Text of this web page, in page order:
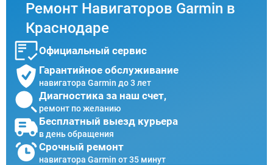
Ремонт Навигаторов Garmin в
Краснодаре
Официальный сервис
Гарантийное обслуживание
навигатора Garmin до 3 лет
Диагностика за наш счет,
ремонт по желанию
Бесплатный выезд курьера
в день обращения
Срочный ремонт
навигатора Garmin от 35 минут